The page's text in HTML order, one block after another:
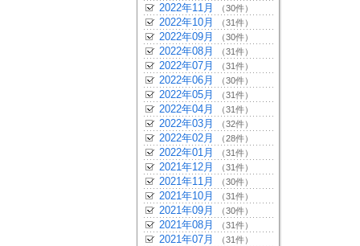
2022年11月 （30件）
2022年10月 （31件）
2022年09月 （30件）
2022年08月 （31件）
2022年07月 （31件）
2022年06月 （30件）
2022年05月 （31件）
2022年04月 （31件）
2022年03月 （32件）
2022年02月 （28件）
2022年01月 （31件）
2021年12月 （31件）
2021年11月 （30件）
2021年10月 （31件）
2021年09月 （30件）
2021年08月 （31件）
2021年07月 （31件）